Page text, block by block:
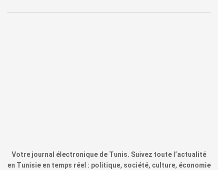
Votre journal électronique de Tunis. Suivez toute l’actualité
en Tunisie en temps réel : politique, société, culture, économie